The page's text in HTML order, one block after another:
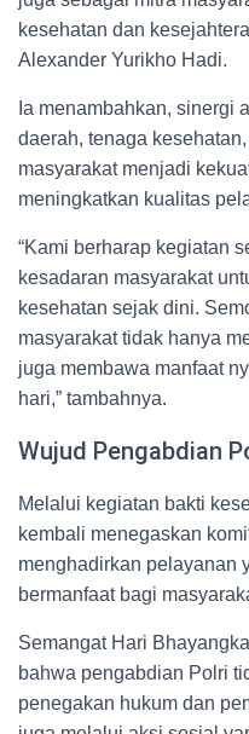
kesehatan dan
Alexander Yurikho Hadi.
Ia menambahkan, sinergi
daerah, tenaga
masyarakat menjadi
meningkatkan kualitas
“Kami berharap kegiatan
kesadaran masyarakat
kesehatan sejak dini.
masyarakat tidak hanya
juga membawa manfaat
hari,” tambahnya.
Wujud Pengabdian
Melalui kegiatan bakti
kembali menegaskan
menghadirkan pelayanan
bermanfaat bagi
Semangat Hari
bahwa pengabdian Polri
penegakan hukum dan